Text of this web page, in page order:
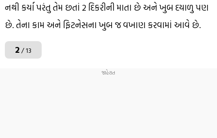
નથી કર્યા પરંતુ તેમ છતાં 2 દિકરીની માતા છે અને ખુબ દયાળુ પણ
છે. તેના કામ અને ફિટનેસના ખુબ જ વખાણ કરવામાં આવે છે.
2/ 13